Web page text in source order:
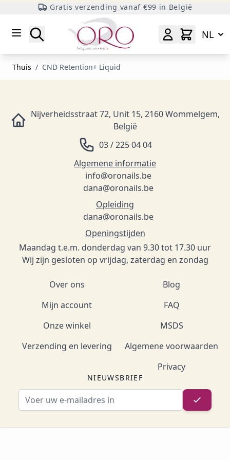
Gratis verzending vanaf €99 in België
Zoeken
NL
Thuis / CND Retention+ Liquid
Nijverheidsstraat 72, Unit 15, 2160 Wommelgem,
België
03 / 225 04 04
Algemene informatie
info@oronails.be
dana@oronails.be
Opleiding
dana@oronails.be
Openingstijden
Maandag t.e.m. donderdag van 9.30 tot 17.30 uur
Wij zijn gesloten op vrijdag, zaterdag en zondag
Over ons
Mijn account
Onze winkel
Verzending en levering
Blog
FAQ
MSDS
Algemene voorwaarden
Privacy
NIEUWSBRIEF